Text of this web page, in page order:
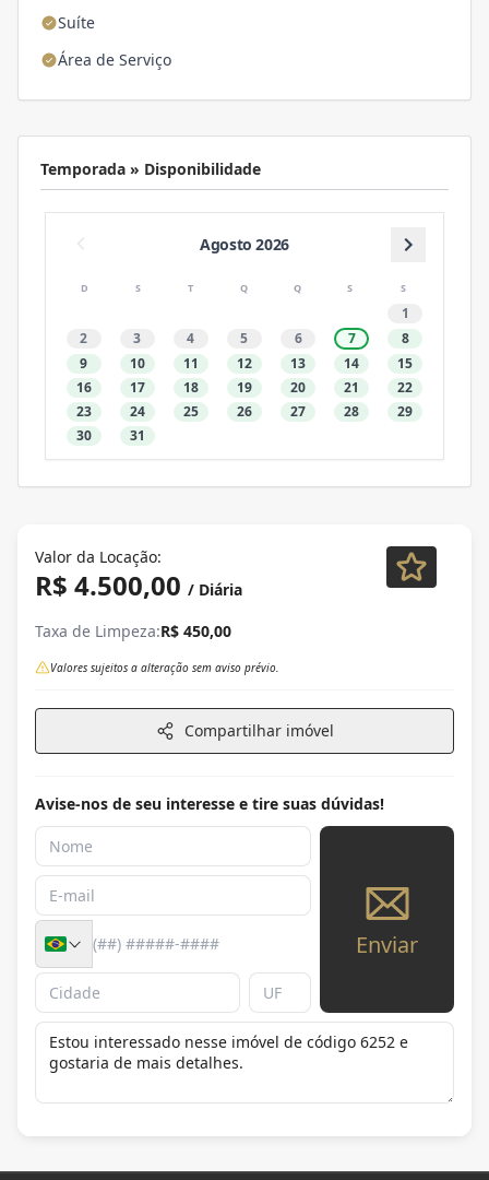
Suíte
Área de Serviço
Temporada » Disponibilidade
Agosto 2026
D S T Q Q S S
1
2
3 4 5 6 7
8
9
10 11 12 13 14
15
16
17 18 19 20 21
22
23
24 25 26 27 28
29
30
31
Valor da Locação:
R$ 4.500,00 / Diária
Taxa de Limpeza:R$ 450,00
Valores sujeitos a alteração sem aviso prévio.
Compartilhar imóvel
Avise-nos de seu interesse e tire suas dúvidas!
Enviar